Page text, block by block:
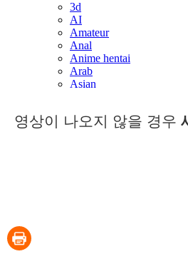
영상이 나오지 않을 경우